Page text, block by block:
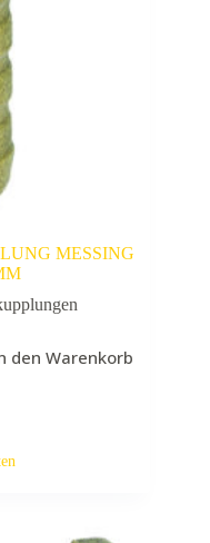
MESSING
den Warenkorb